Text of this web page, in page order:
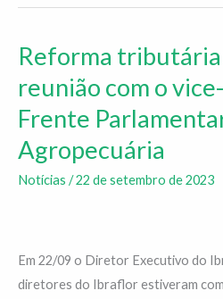
Reforma
reunião com o
Frente
Agropecuária
Notícias /22 de setembro de 2023
Em 22/09 o Diretor Executivo do
diretores do Ibraflor estiveram
Reforma
tributária:
segunda
reunião
com
o
Frente
Parlamentar